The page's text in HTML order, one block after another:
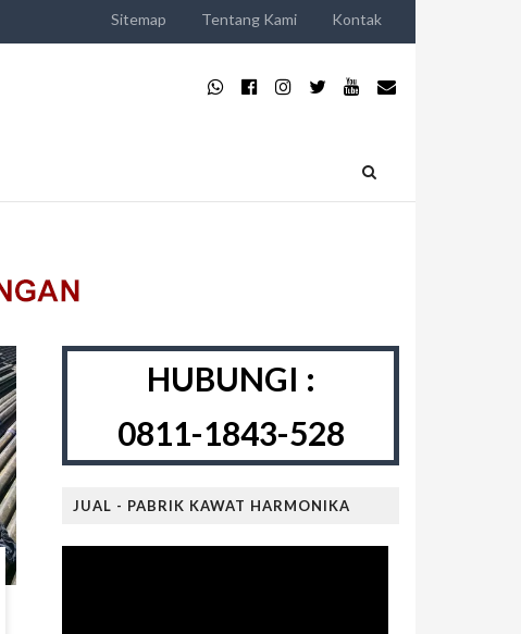
Sitemap Tentang Kami Kontak
HUBUNGI :
0811-1843-528
JUAL - PABRIK KAWAT HARMONIKA